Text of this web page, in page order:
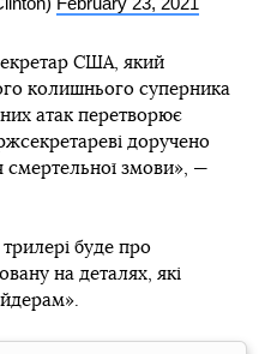
США, який
колишнього суперника
атак перетворює
доручено
смертельної змови», —
буде про
на деталях, які